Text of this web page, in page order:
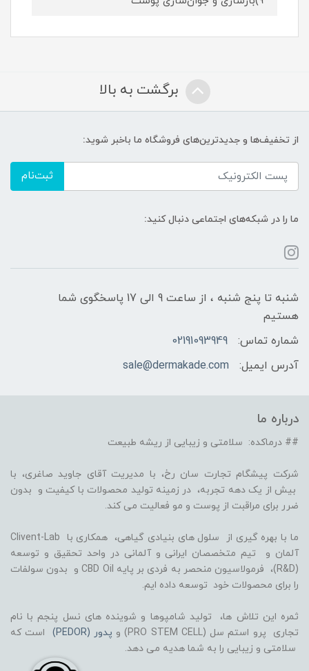
برگشت به بالا
از تخفیف‌ها و جدیدترین‌های فروشگاه ما باخبر شوید:
ثبت‌نام
ما را در شبکه‌های اجتماعی دنبال کنید:
شنبه تا پنج شنبه ، از ساعت 9 الی 17 پاسخگوی شما
هستیم
شماره تماس:
02191093949
آدرس ایمیل:
sale@dermakade.com
درباره ما
## درماکده: سلامتی و زیبایی از ریشه طبیعت
شرکت پیشگام تجارت سان رخ، با مدیریت آقای جاوید صاغری، با
بیش از یک دهه تجربه، در زمینه تولید محصولات با کیفیت و بدون
ضرر برای مراقبت از پوست و مو فعالیت می کند.
ما با بهره گیری از سلول های بنیادی گیاهی، همکاری با Clivent-Lab
آلمان و تیم متخصصان ایرانی و آلمانی در واحد تحقیق و توسعه
(R&D)، فرمولاسیون منحصر به فردی بر پایه CBD Oil و بدون سولفات
را برای محصولات خود توسعه داده ایم.
ثمره این تلاش ها، تولید شامپوها و شوینده های نسل پنجم با نام
تجاری پرو استم سل (PRO STEM CELL) و
پدور (PEDOR)
است که
سلامتی و زیبایی را به شما هدیه می دهد.